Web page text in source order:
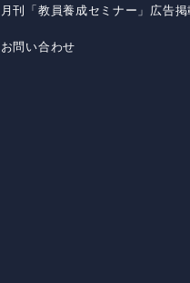
月刊「教員養成セミナー」広告
お問い合わせ